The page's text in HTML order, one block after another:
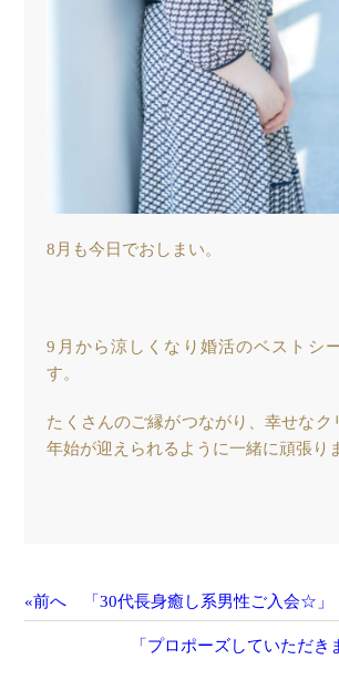
8月も今日でおしまい。
9月から涼しくなり婚活のベストシ
す。
たくさんのご縁がつながり、幸せなク
年始が迎えられるように一緒に頑張り
«前へ 「30代長身癒し系男性ご入会☆」
「プロポーズしていただ